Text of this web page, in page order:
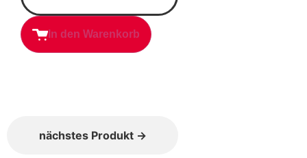
In den Warenkorb
nächstes Produkt →